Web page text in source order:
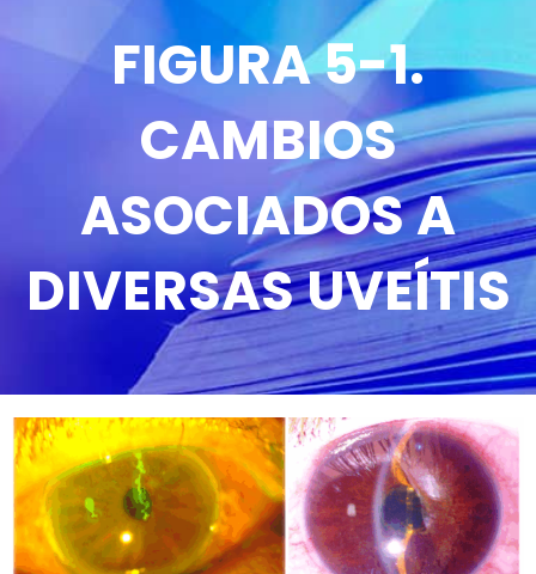
FIGURA 5-1.
CAMBIOS
ASOCIADOS A
DIVERSAS UVEÍTIS